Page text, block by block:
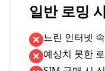
일반 로밍
느린 인터넷
예상치 못한